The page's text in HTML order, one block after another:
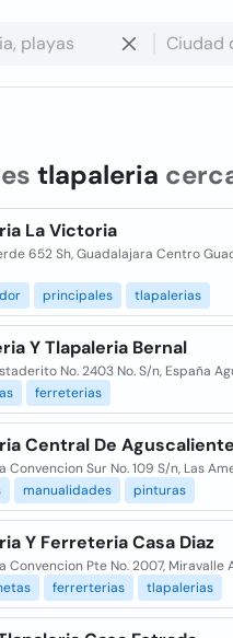
tlapaleria
La Victoria
652 Sh, Guadalajara Centro
principales tlapalerias
Y Tlapaleria Bernal
No. 2403 No. S/n, España
ferreterias
Central De
Convencion Sur No. 109 S/n, Las
manualidades pinturas
Y Ferreteria Casa Diaz
Convencion Pte No. 2007,
ferrerterias tlapalerias